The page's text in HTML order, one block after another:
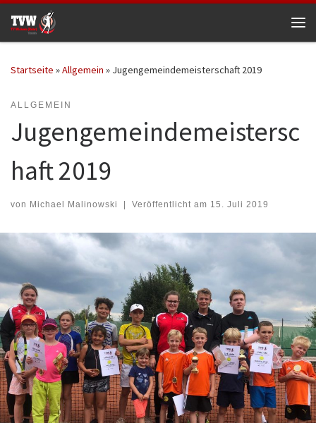
Zum Inhalt springen
Startseite »Allgemein » Jugengemeindemeisterschaft 2019
ALLGEMEIN
Jugengemeindemeistersc
haft 2019
von Michael Malinowski | Veröffentlicht am 15. Juli 2019